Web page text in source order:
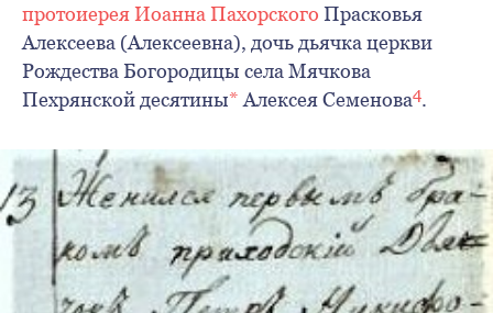
протоиерея Иоанна Пахорского Прасковья
Алексеева (Алексеевна), дочь дьячка церкви
Рождества Богородицы села Мячкова
Пехрянской десятины* Алексея Семенова4.